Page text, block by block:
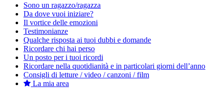
Sono un ragazzo/ragazza
Da dove vuoi iniziare?
Il vortice delle emozioni
Testimonianze
Qualche risposta ai tuoi dubbi e domande
Ricordare chi hai perso
Un posto per i tuoi ricordi
Ricordare nella quotidianità e in particolari giorni dell’anno
Consigli di letture / video / canzoni / film
La mia area